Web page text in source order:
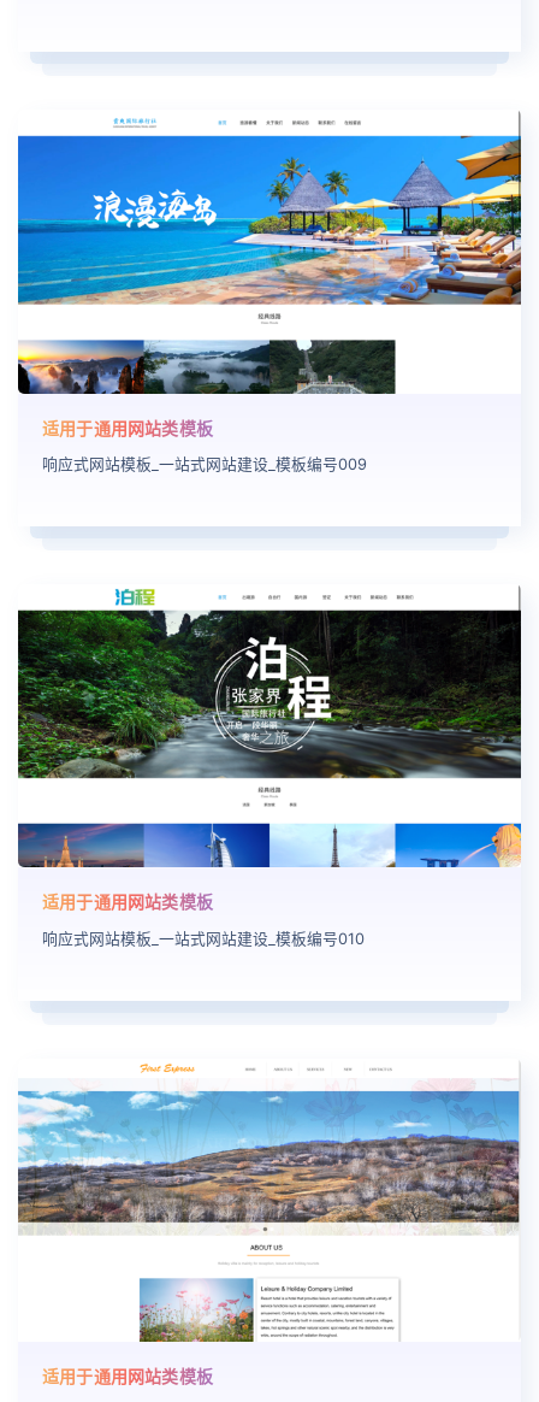
适用于通用网站类模板
响应式网站模板_一站式网站建设_模板编号009
适用于通用网站类模板
响应式网站模板_一站式网站建设_模板编号010
适用于通用网站类模板